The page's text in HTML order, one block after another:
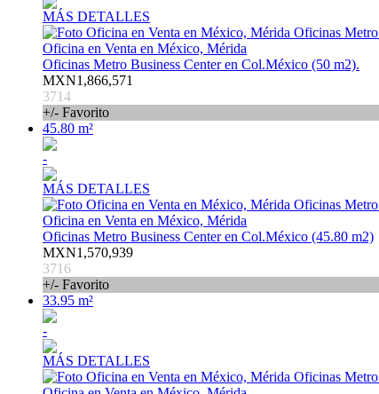
MÁS DETALLES
Oficina en Venta en México, Mérida
Oficinas Metro Business Center en Col.México (50 m2).
MXN1,866,571
3714
+/- Favorito
45.80 m²
-
MÁS DETALLES
Oficina en Venta en México, Mérida
Oficinas Metro Business Center en Col.México (45.80 m2)
MXN1,570,939
3716
+/- Favorito
33.95 m²
-
MÁS DETALLES